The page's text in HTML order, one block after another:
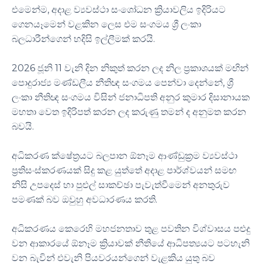
එමෙන්ම, අදාළ ව්‍යවස්ථා සංශෝධන ක්‍රියාවලිය ඉදිරියට
ගෙනයෑමෙන් වළකින ලෙස එම සංගමය ශ්‍රී ලංකා
බලධාරීන්ගෙන් හදිසි ඉල්ලීමක් කරයි.
2026 ජූනි 11 වැනි දින නිකුත් කරන ලද නිල ප්‍රකාශයක් මඟින්
පොදුරාජ්‍ය මණ්ඩලීය නීතිඥ සංගමය පෙන්වා දෙන්නේ, ශ්‍රී
ලංකා නීතිඥ සංගමය විසින් ජනාධිපති අනුර කුමාර දිසානායක
මහතා වෙත ඉදිරිපත් කරන ලද කරුණු තමන් ද අනුමත කරන
බවයි.
අධිකරණ ක්ෂේත්‍රයට බලපාන ඕනෑම ආණ්ඩුක්‍රම ව්‍යවස්ථා
ප්‍රතිසංස්කරණයක් සිදු කළ යුත්තේ අදාළ පාර්ශ්වයන් සමඟ
නිසි උපදෙස් හා පුළුල් සාකච්ඡා පැවැත්වීමෙන් අනතුරුව
පමණක් බව ඔවුහු අවධාරණය කරති.
අධිකරණය කෙරෙහි මහජනතාව තුළ පවතින විශ්වාසය පළුදු
වන ආකාරයේ ඕනෑම ක්‍රියාවක් නීතියේ ආධිපත්‍යයට පටහැනි
වන බැවින් එවැනි පියවරයන්ගෙන් වැළකිය යුතු බව